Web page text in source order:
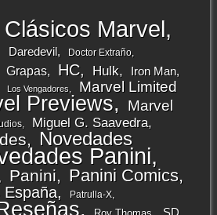
Clásicos Marvel
Daredevil Doctor Extraño
Grapas HC Hulk Iron Man
Los Vengadores
Marvel Limited
Previews
Marvel
Miguel G. Saavedra
Novedades
Panini
Panini Panini Comics
España Patrulla-X